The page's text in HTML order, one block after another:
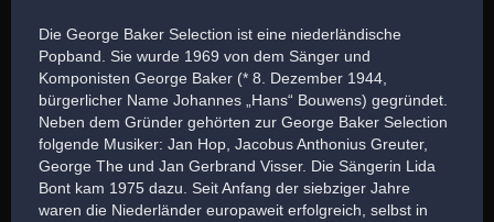
Die George Baker Selection ist eine niederländische
Popband. Sie wurde 1969 von dem Sänger und
Komponisten George Baker (* 8. Dezember 1944,
bürgerlicher Name Johannes „Hans“ Bouwens) gegründet.
Neben dem Gründer gehörten zur George Baker Selection
folgende Musiker: Jan Hop, Jacobus Anthonius Greuter,
George The und Jan Gerbrand Visser. Die Sängerin Lida
Bont kam 1975 dazu.
Seit Anfang der siebziger Jahre
waren die Niederländer europaweit erfolgreich, selbst in